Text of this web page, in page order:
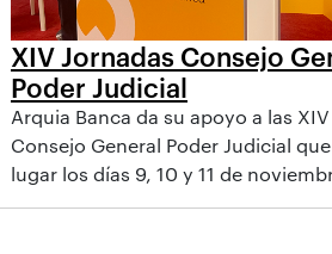
XIV Jornadas Consejo
Poder Judicial
Arquia Banca da su apoyo a las
Consejo General Poder Judicial
lugar los días 9, 10 y 11 de